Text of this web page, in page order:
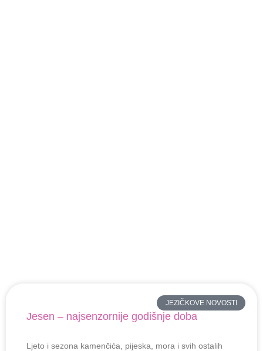
JEZIČKOVE NOVOSTI
Jesen – najsenzornije godišnje doba
Ljeto i sezona kamenčića, pijeska, mora i svih ostalih